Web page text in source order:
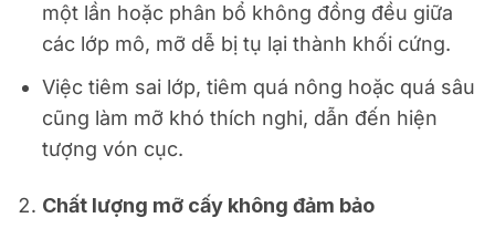
một lần hoặc phân bổ không đồng đều giữa
các lớp mô, mỡ dễ bị tụ lại thành khối cứng.
Việc tiêm sai lớp, tiêm quá nông hoặc quá sâu
cũng làm mỡ khó thích nghi, dẫn đến hiện
tượng vón cục.
Chất lượng mỡ cấy không đảm bảo